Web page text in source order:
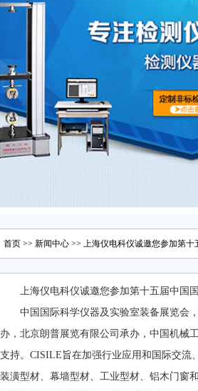
首页 >> 新闻中心 >> 上海仪电科仪诚邀您参加第十
上海仪电科仪诚邀您参加第十五届中国
中国国际科学仪器及实验室装备展览会
办，北京朗普展览有限公司承办，中国机械
支持。CISILE旨在加强行业应用和国际交流
装潢型材、幕墙型材、工业型材、铝木门窗